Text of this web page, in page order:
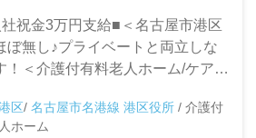
祝金3万円支給■＜名古屋市港区
無し♪プライベートと両立しな
！＜介護付有料老人ホーム/ケアマ
区/ 名古屋市名港線 港区役所 / 介護付
ホーム